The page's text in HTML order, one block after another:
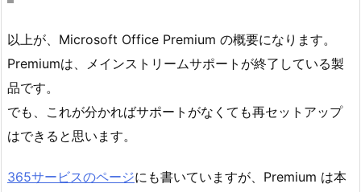
以上が、Microsoft Office Premium の概要になります。
Premiumは、メインストリームサポートが終了している製
品です。
でも、これが分かればサポートがなくても再セットアップ
はできると思います。
365サービスのページにも書いていますが、Premium は本